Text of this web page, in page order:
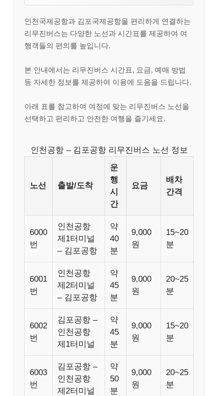
인천국제공항과 김포국제공항을 편리하게 연결하는
리무진버스는 다양한 노선과 시간표를 제공하여 여
행객들의 편의를 높입니다.
본 안내에서는 리무진버스 시간표, 요금, 예매 방법
등 자세한 정보를 제공하여 이용에 도움을 드립니다.
아래 표를 참고하여 여정에 맞는 리무진버스 노선을
선택하고 편리하고 안전한 여행을 즐기세요.
인천공항 – 김포공항 리무진버스 노선 정보
노선 출발/도착
운
행
시
간
요금
배차
간격
6000
번
인천공항
제1터미널
– 김포공항
약
40
분
9,000
원
15~20
분
6001
번
인천공항
제2터미널
– 김포공항
약
45
분
9,000
원
20~25
분
6002
번
김포공항 –
인천공항
제1터미널
약
45
분
9,000
원
15~20
분
6003
번
김포공항 –
인천공항
제2터미널
약
50
분
9,000
원
20~25
분